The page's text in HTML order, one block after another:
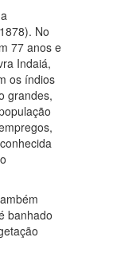
No
77 anos e
Indaiá,
os índios
grandes,
banhado